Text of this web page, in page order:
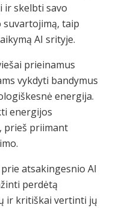
ir skelbti savo
suvartojimą, taip
AI srityje.
prieinamus
vykdyti bandymus
energija.
energijos
prieš priimant
atsakingesnio AI
perdėtą
ir kritiškai vertinti jų